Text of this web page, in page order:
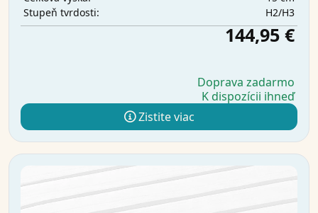
Stupeň tvrdosti:
H2/H3
144,95 €
Doprava zadarmo
K dispozícii ihneď
Zistite viac